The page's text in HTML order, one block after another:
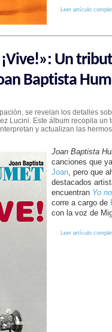
Leer artículo
Un
Baptista
se revelan los detalles
Lucini. Este álbum recopila un
y actualizan las
Joan Baptista
canciones que
Joan, pero que
destacados
encuentran Yo
corre a cargo de
con la voz de
Leer artículo